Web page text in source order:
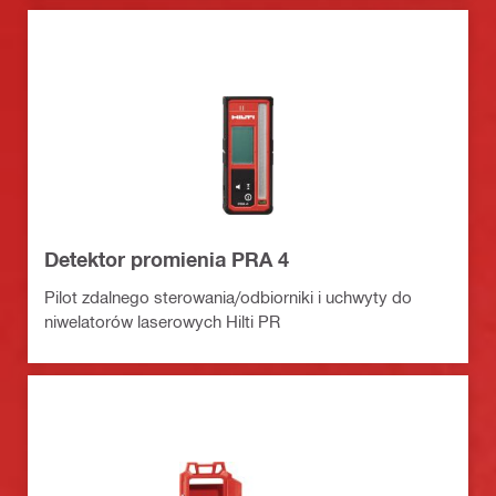
Detektor promienia PRA 4
Pilot zdalnego sterowania/odbiorniki i uchwyty do
niwelatorów laserowych Hilti PR